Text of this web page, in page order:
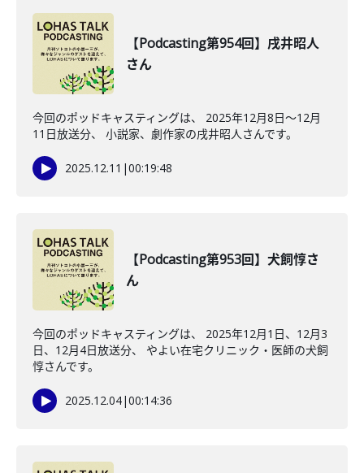
【Podcasting第954回】戌井昭人
さん
今回のポッドキャスティングは、 2025年12月8日〜12月
11日放送分、 小説家、劇作家の戌井昭人さんです。
2025.12.11 |00:19:48
【Podcasting第953回】犬飼惇さ
ん
今回のポッドキャスティングは、 2025年12月1日、12月3
日、12月4日放送分、 やよい在宅クリニック・医師の犬飼
惇さんです。
2025.12.04|00:14:36